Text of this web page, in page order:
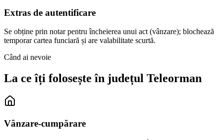
Extras de autentificare
Se obține prin notar pentru încheierea unui act (vânzare); blochează
temporar cartea funciară și are valabilitate scurtă.
Când ai nevoie
La ce îți folosește în județul Teleorman
Vânzare-cumpărare